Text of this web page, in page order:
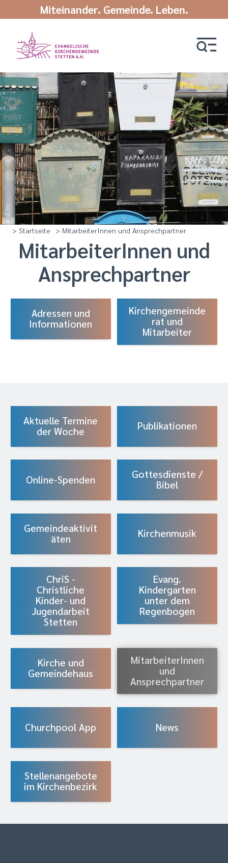
Miteinander. Gemeinde. Leben.
> Startseite > MitarbeiterInnen und Ansprechpartner
MitarbeiterInnen und
Ansprechpartner
Adressen und
Informationen
Kirchengemeinde
rat und
Mitarbeiter
Aktuelle Termine
der Woche
Publikationen
Online-Spenden
Gottesdienste /
Bibel
Gemeindeaktivit
äten
Kirchenmusik
ChriS -
Christliche
Kinder- und
Jugendarbeit
Stetten
Evang.
Kindergarten
unter dem
Regenbogen
Kirche und
Gemeindehaus
MitarbeiterInnen
und
Ansprechpartner
Churchpool App News
Stellenangebote
im Kirchenbezirk